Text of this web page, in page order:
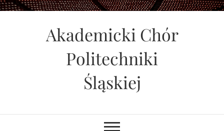
Skip
Akademicki Chór
Politechniki
Śląskiej